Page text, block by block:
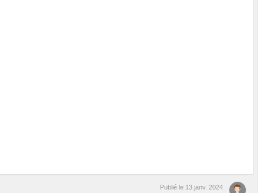
Publié le 13 janv. 2024